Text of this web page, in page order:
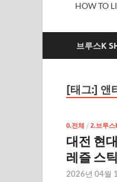
HOW TO
브루스K
[태그:] 앤
0.전체 / 2.브루스
대전 현
레즐 스
2026년 04월